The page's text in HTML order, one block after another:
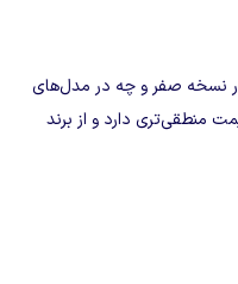
در نسخه صفر و چه در مدل‌های
منطقی‌تری دارد و از برند